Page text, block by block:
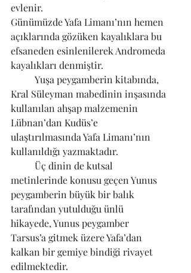
evlenir.
Günümüzde Yafa Limanı’nın hemen
açıklarında gözüken kayalıklara bu
efsaneden esinlenilerek Andromeda
kayalıkları denmiştir.
Kral Süleyman mabedinin inşasında
kullanılan ahşap malzemenin
Lübnan’dan Kudüs’e
ulaştırılmasında Yafa Limanı’nın
kullanıldığı yazmaktadır.
metinlerinde konusu geçen Yunus
peygamberin büyük bir balık
tarafından yutulduğu ünlü
hikayede, Yunus peygamber
Tarsus’a gitmek üzere Yafa’dan
kalkan bir gemiye bindiği rivayet
edilmektedir.